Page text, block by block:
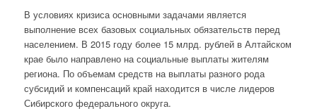
В условиях кризиса основными задачами является
выполнение всех базовых социальных обязательств перед
населением. В 2015 году более 15 млрд. рублей в Алтайском
крае было направлено на социальные выплаты жителям
региона. По объемам средств на выплаты разного рода
субсидий и компенсаций край находится в числе лидеров
Сибирского федерального округа.